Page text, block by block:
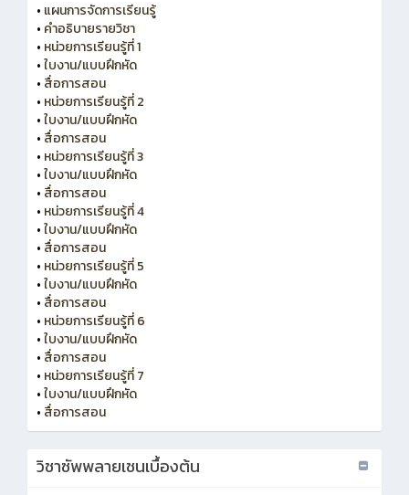
• แผนการจัดการเรียนรู้
• คำอธิบายรายวิชา
• หน่วยการเรียนรู้ที่ 1
•ใบงาน/แบบฝึกหัด
• สื่อการสอน
• หน่วยการเรียนรู้ที่ 2
•ใบงาน/แบบฝึกหัด
• สื่อการสอน
• หน่วยการเรียนรู้ที่ 3
•ใบงาน/แบบฝึกหัด
• สื่อการสอน
• หน่วยการเรียนรู้ที่ 4
•ใบงาน/แบบฝึกหัด
• สื่อการสอน
• หน่วยการเรียนรู้ที่ 5
•ใบงาน/แบบฝึกหัด
• สื่อการสอน
• หน่วยการเรียนรู้ที่ 6
•ใบงาน/แบบฝึกหัด
• สื่อการสอน
• หน่วยการเรียนรู้ที่ 7
•ใบงาน/แบบฝึกหัด
• สื่อการสอน
วิชาซัพพลายเชนเบื้องต้น